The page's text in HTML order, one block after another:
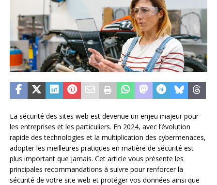
La sécurité des sites web est devenue un enjeu majeur pour
les entreprises et les particuliers. En 2024, avec l’évolution
rapide des technologies et la multiplication des cybermenaces,
adopter les meilleures pratiques en matière de sécurité est
plus important que jamais. Cet article vous présente les
principales recommandations à suivre pour renforcer la
sécurité de votre site web et protéger vos données ainsi que